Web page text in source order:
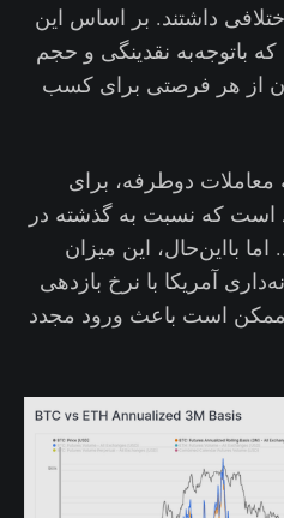
داشتند. بر اساس این
باتوجه‌به نقدینگی و حجم
از هر فرصتی برای کسب
معاملات دوطرفه، برای
بیتکوین ۳.۱ درصد است که نسبت به گذشته در
اما بااین‌حال، این میزان
۱۰ سال خزانه‌داری آمریکا با نرخ بازدهی
و ممکن است باعث ورود مجدد